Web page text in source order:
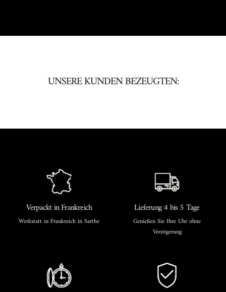
UNSERE KUNDEN BEZEUGTEN:
Verpackt in Frankreich
Werkstatt in Frankreich in Sarthe
Lieferung 4 bis 5 Tage
Genießen Sie Ihre Uhr ohne
Verzögerung